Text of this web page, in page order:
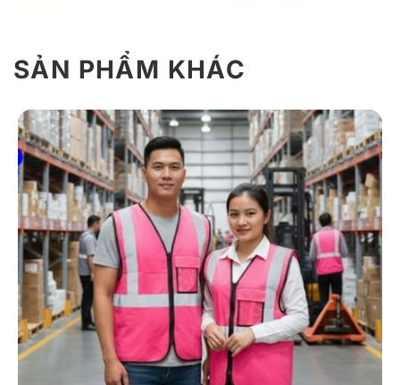
Giới thiệu áo gile đồng phục hộ lao
động K12 màu be
K12 là mẫu trang phục bảo hộ lao động dành cho kỹ
sư, công nhân, và các đội ngũ làm việc trong môi
trường công trình, nhà xưởng… Chiếc áo không chỉ
đảm bảo an toàn mà còn thể hiện sự chuyên nghiệp và
đồng bộ của doanh nghiệp.
SẢN PHẨM KHÁC